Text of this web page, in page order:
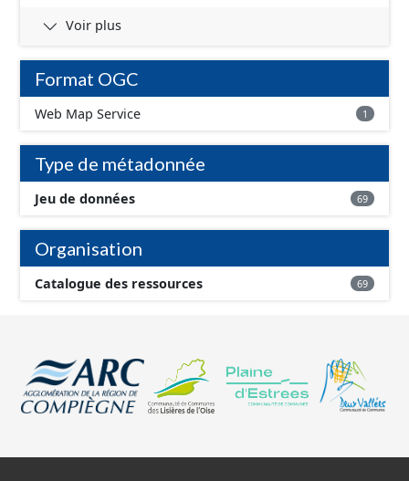
Voir plus
Format OGC
Web Map Service 1
Type de métadonnée
Jeu de données 69
Organisation
Catalogue des ressources 69